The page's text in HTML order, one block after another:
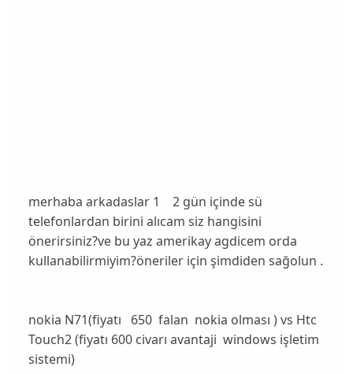
merhaba arkadaslar 1 2 gün içinde sü
telefonlardan birini alıcam siz hangisini
önerirsiniz?ve bu yaz amerikay agdicem orda
kullanabilirmiyim?öneriler için şimdiden sağolun .
nokia N71(fiyatı 650 falan nokia olması ) vs Htc
Touch2 (fiyatı 600 civarı avantaji windows işletim
sistemi)